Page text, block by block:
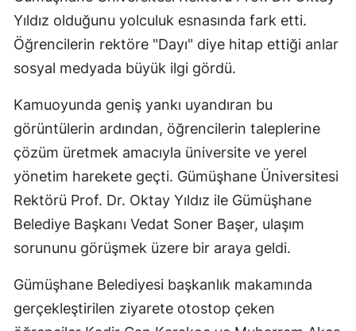
İstanbul
İzmir
Kastamonu
Kayseri
Kırklareli
Kırşehir
Kocaeli
Konya
Yıldız olduğunu yolculuk esnasında fark etti.
Öğrencilerin rektöre "Dayı" diye hitap ettiği anlar
sosyal medyada büyük ilgi gördü.
Kamuoyunda geniş yankı uyandıran bu
görüntülerin ardından, öğrencilerin taleplerine
çözüm üretmek amacıyla üniversite ve yerel
yönetim harekete geçti. Gümüşhane Üniversitesi
Rektörü Prof. Dr. Oktay Yıldız ile Gümüşhane
Belediye Başkanı Vedat Soner Başer, ulaşım
sorununu görüşmek üzere bir araya geldi.
Gümüşhane Belediyesi başkanlık makamında
gerçekleştirilen ziyarete otostop çeken